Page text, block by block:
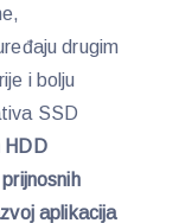
drugim
i bolju
SSD
HDD
aplikacija